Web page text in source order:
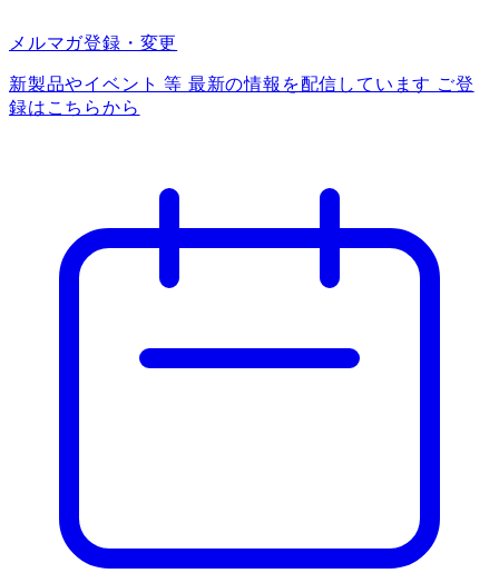
メルマガ登録・変更
新製品やイベント 等 最新の情報を配信しています ご登
録はこちらから